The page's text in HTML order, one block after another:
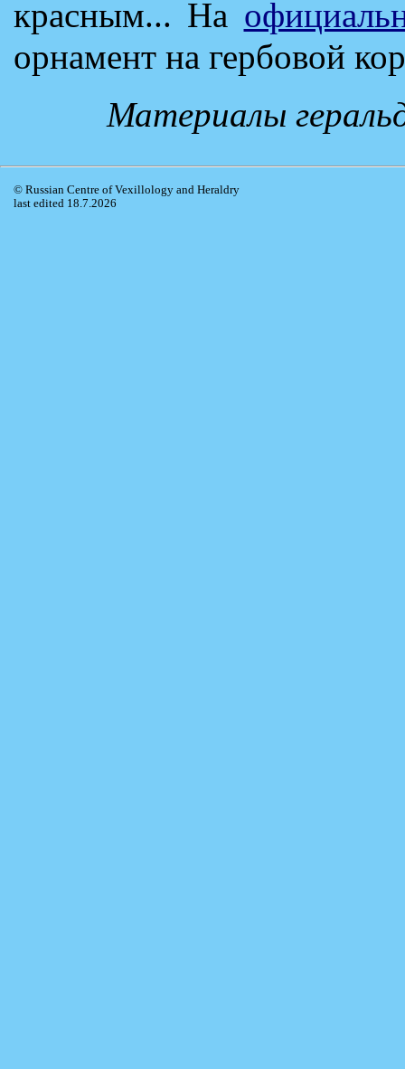
красным... На
орнамент на гербовой
Материалы
© Russian Centre of Vexillology and Heraldry
last edited 18.7.2026